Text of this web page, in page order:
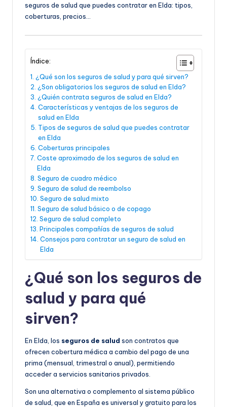
seguros de salud que puedes contratar en Elda: tipos,
coberturas, precios…
Índice:
¿Qué son los seguros de salud y para qué sirven?
¿Son obligatorios los seguros de salud en Elda?
¿Quién contrata seguros de salud en Elda?
Características y ventajas de los seguros de
salud en Elda
Tipos de seguros de salud que puedes contratar
en Elda
Coberturas principales
Coste aproximado de los seguros de salud en
Elda
Seguro de cuadro médico
Seguro de salud de reembolso
Seguro de salud mixto
Seguro de salud básico o de copago
Seguro de salud completo
Principales compañías de seguros de salud
Consejos para contratar un seguro de salud en
Elda
¿Qué son los seguros de
salud y para qué
sirven?
En Elda, los seguros de salud son contratos que
ofrecen cobertura médica a cambio del pago de una
prima (mensual, trimestral o anual), permitiendo
acceder a servicios sanitarios privados.
Son una alternativa o complemento al sistema público
de salud, que en España es universal y gratuito para los